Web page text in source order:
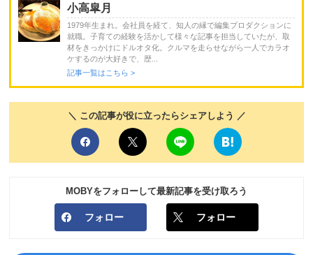
小高皐月
1979年生まれ。会社員を経て、知人の縁で編集プロダクションに
就職。子育ての経験を活かして様々な記事を担当していたが、取
材をきっかけにドルオタ化。クルマを走らせながら一人でカラオ
ケするのが大好きで、歴...
記事一覧はこちら >
＼ この記事が役に立ったらシェアしよう ／
MOBYをフォローして最新記事を受け取ろう
フォロー フォロー